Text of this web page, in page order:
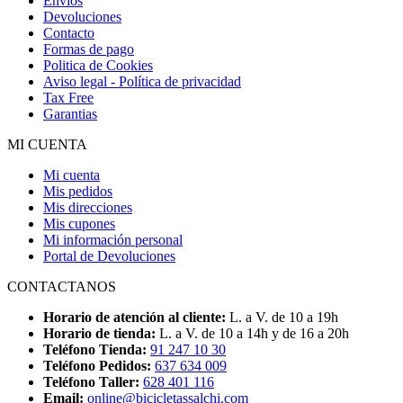
Devoluciones
Contacto
Formas de pago
Politica de Cookies
Aviso legal - Política de privacidad
Tax Free
Garantias
MI CUENTA
Mi cuenta
Mis pedidos
Mis direcciones
Mis cupones
Mi información personal
Portal de Devoluciones
CONTACTANOS
Horario de atención al cliente: L. a V. de 10 a 19h
Horario de tienda: L. a V. de 10 a 14h y de 16 a 20h
Teléfono Tienda: 91 247 10 30
Teléfono Pedidos: 637 634 009
Teléfono Taller: 628 401 116
Email: online@bicicletassalchi.com